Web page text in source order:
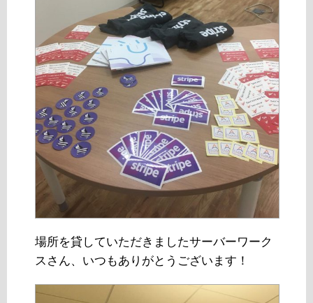
場所を貸していただきましたサーバーワーク
スさん、いつもありがとうございます！